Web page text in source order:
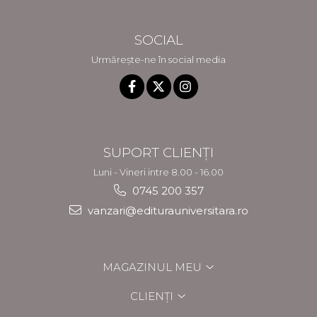
SOCIAL
Urmărește-ne în social media
SUPORT CLIENȚI
Luni - Vineri intre 8.00 - 16.00
0745 200 357
vanzari@editurauniversitara.ro
MAGAZINUL MEU
CLIENȚI